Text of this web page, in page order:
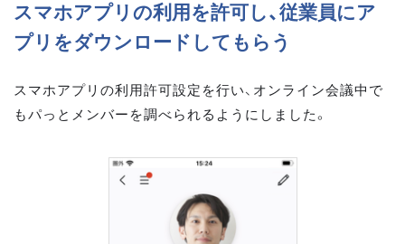
スマホアプリの利用を許可し、従業員にア
プリをダウンロードしてもらう
スマホアプリの利用許可設定を行い、オンライン会議中で
もパっとメンバーを調べられるようにしました。